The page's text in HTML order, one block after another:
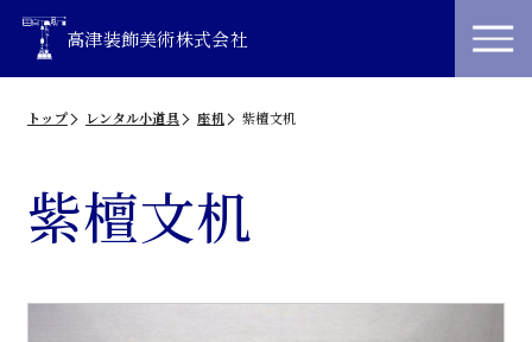
高津装飾美術株式会社
トップ レンタル小道具 座机 紫檀文机
紫檀文机